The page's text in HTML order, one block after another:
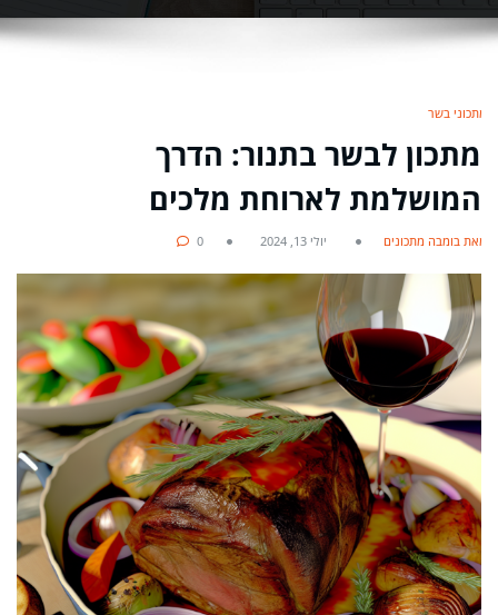
מתכוני בשר
מתכון לבשר בתנור: הדרך
המושלמת לארוחת מלכים
מאת בומבה מתכונים יולי 13, 2024 0